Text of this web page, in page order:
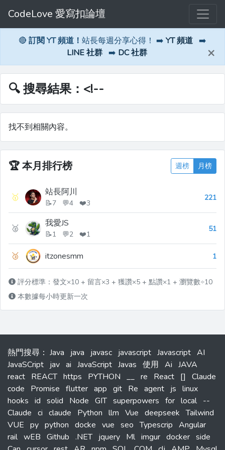
CodeLove 愛寫扣論壇
🔴 訂閱 YT 頻道！ 站長每週分享心得！ ➡️ YT 頻道 ➡️
LINE 社群 ➡️ DC 社群 ×
🔍 搜尋結果：<!--
找不到相關內容。
🏆本月排行榜 週榜 月榜
🥇 站長阿川
📝7 💬4 ❤️3
221
🥈 我愛JS
📝1 💬2 ❤️1
51
🥉 itzonesmm 1
評分標準：發文×10 + 留言×3 + 獲讚×5 + 點讚×1 + 瀏覽數÷10
本數據每小時更新一次
熱門搜尋 ： Java java javasc javascript Javascript AI
JavaSCript jav ai JavaScript Javas 使用 Ai JAVA
react REACT https PYTHON __ re React []
Claude
code
Promise flutter app git Re agent js linux
hooks id solid Node GIT superpowers for local --
Claude ci claude Python llm Vue deepseek Tailwind
VUE py python docke vue seo Typescrip Angular
rail wEB Github .NET jquery Ml imgur docker side